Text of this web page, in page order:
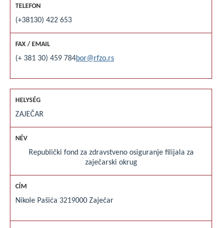
(+38130) 422 653
(+ 381 30) 459 784bor@rfzo.rs
ZAJEČAR
Republički fond za zdravstveno osiguranje filijala za
zaječarski okrug
Nikole Pašića 3219000 Zaječar